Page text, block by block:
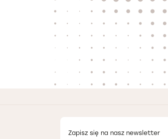
Zapisz się na nasz newsletter